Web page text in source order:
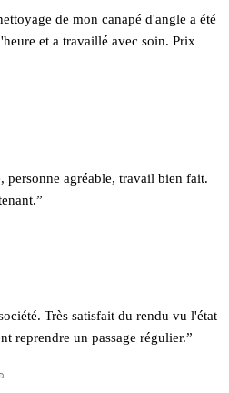
de mon canapé d'angle a été
et a travaillé avec soin. Prix
personne agréable, travail bien fait.
Très satisfait du rendu vu l'état
reprendre un passage régulier.”